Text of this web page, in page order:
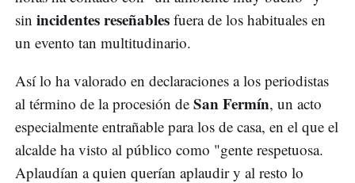
sin incidentes reseñables fuera de los habituales en
un evento tan multitudinario.
Así lo ha valorado en declaraciones a los periodistas
al término de la procesión de San Fermín, un acto
especialmente entrañable para los de casa, en el que el
alcalde ha visto al público como "gente respetuosa.
Aplaudían a quien querían aplaudir y al resto lo